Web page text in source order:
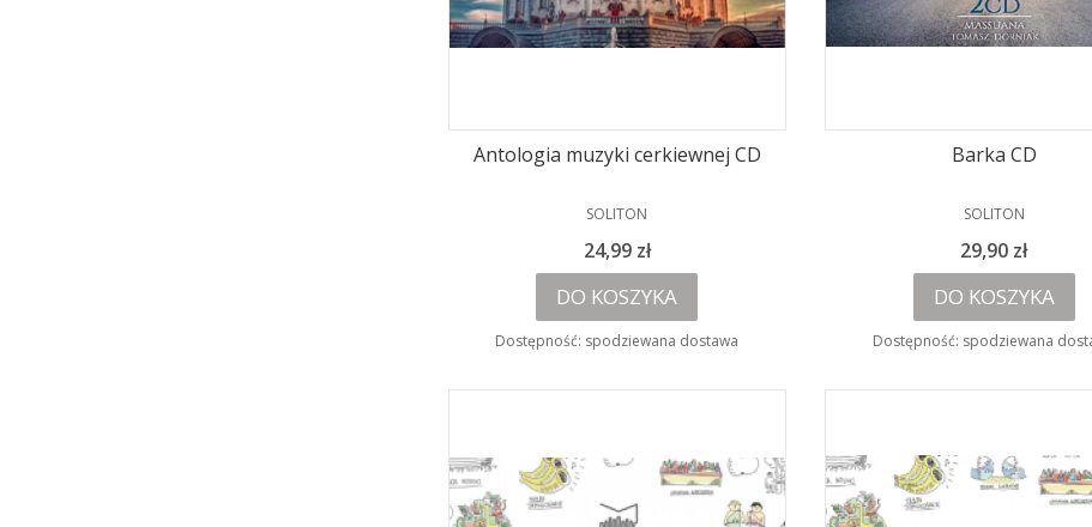
Antologia muzyki cerkiewnej CD
PRODUCENT
SOLITON
Cena
24,99 zł
DO KOSZYKA
Dostępność: spodziewana dostawa
Barka CD
PRODUCENT
SOLITON
Cena
29,90 zł
DO KOSZYKA
Dostępność: spodziewana